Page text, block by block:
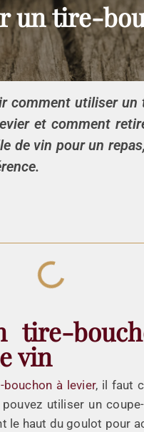
un tire-
comment utiliser
et comment
de vin pour un
tire-
vin
bouchon à levier, il faut
utiliser un
le haut du goulot pour